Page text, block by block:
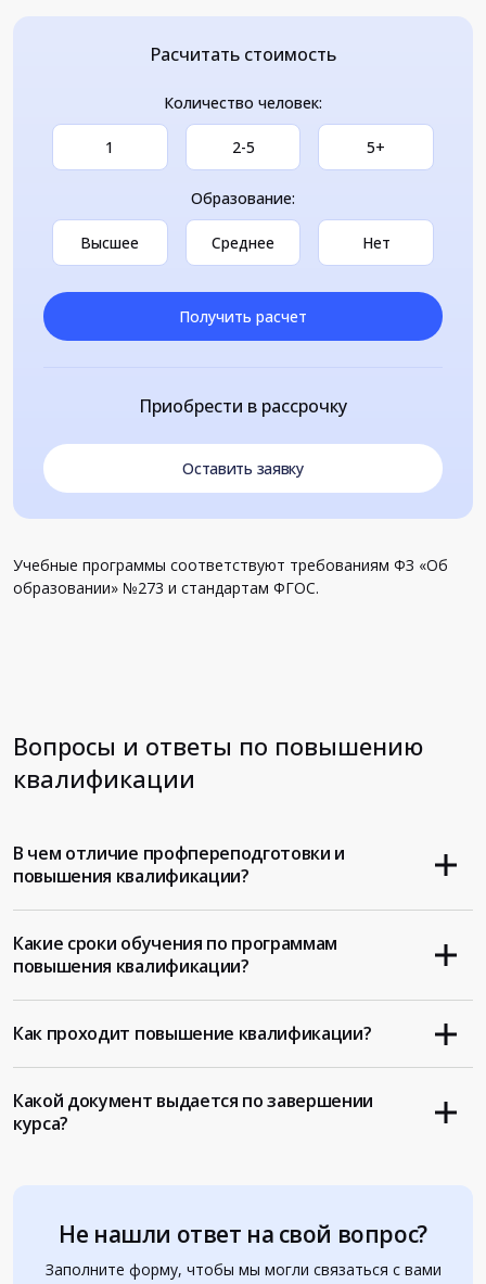
Расчитать стоимость
Количество человек:
1 2-5 5+
Образование:
Высшее Среднее Нет
Получить расчет
Приобрести в рассрочку
Оставить заявку
Учебные программы соответствуют требованиям ФЗ «Об
образовании» №273 и стандартам ФГОС.
Вопросы и ответы по повышению
квалификации
Не нашли ответ на свой вопрос?
Заполните форму, чтобы мы могли связаться с вами
В чем отличие профпереподготовки и
повышения квалификации?
Какие сроки обучения по программам
повышения квалификации?
Как проходит повышение квалификации?
Какой документ выдается по завершении
курса?